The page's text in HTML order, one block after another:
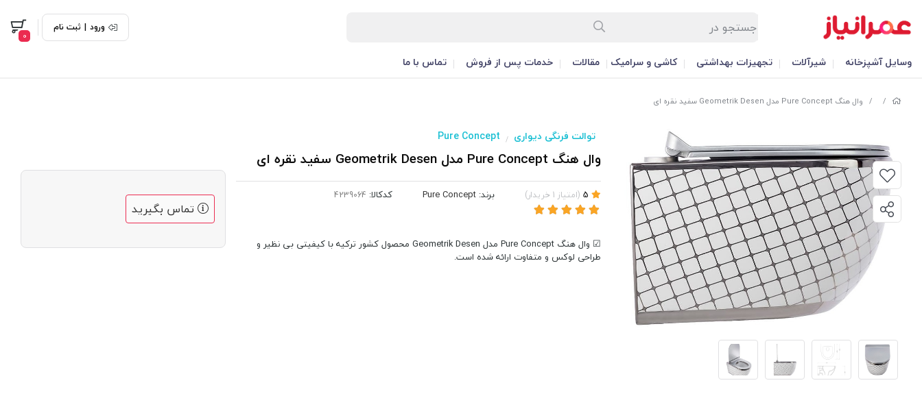
ورود | ثبت نام
0
وسایل آشپزخانه شیرآلات تجهیزات بهداشتی کاشی و سرامیک مقالات خدمات پس از فروش تماس با ما
/
/ وال هنگ Pure Concept مدل Geometrik Desen سفید نقره ای
توالت فرنگی دیواری /
Pure Concept
وال هنگ Pure Concept مدل Geometrik Desen سفید نقره ای
(امتیاز 1 خریدار) برند: Pure Concept کدکالا:
☑ وال هنگ Pure Concept مدل Geometrik Desen محصول کشور ترکیه با کیفیتی بی نظیر و
طراحی لوکس و متفاوت ارائه شده است.
تماس بگیرید